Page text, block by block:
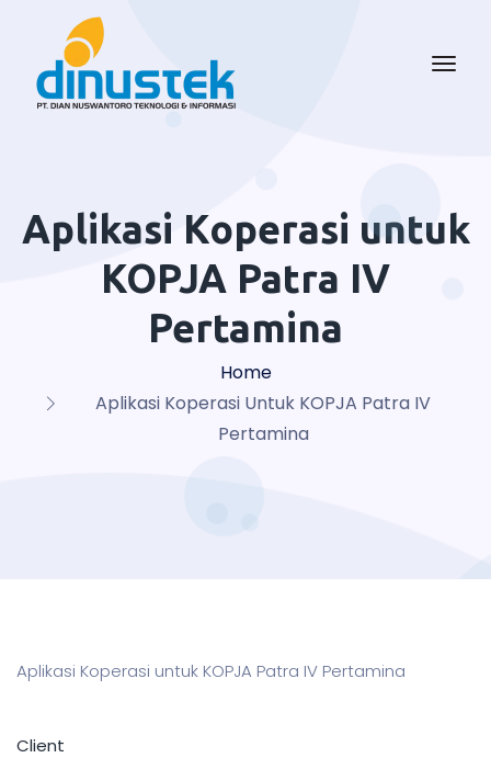
Aplikasi Koperasi untuk
KOPJA Patra IV
Pertamina
Home
Aplikasi Koperasi Untuk KOPJA Patra IV
Pertamina
Aplikasi Koperasi untuk KOPJA Patra IV Pertamina
Client